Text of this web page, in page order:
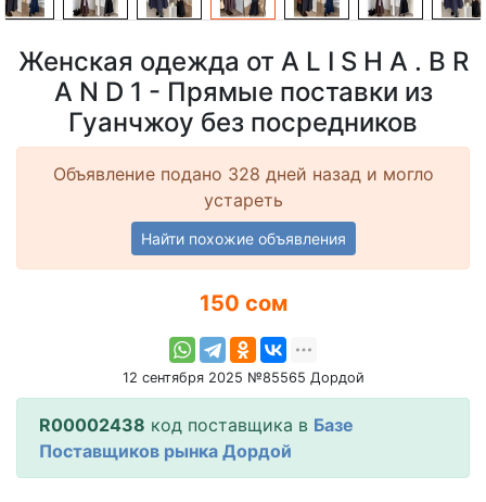
Женская одежда от A L I S H A . B R
A N D 1 - Прямые поставки из
Гуанчжоу без посредников
Объявление подано 328 дней назад и могло
устареть
Найти похожие объявления
150 сом
12 сентября 2025 №85565 Дордой
R00002438 код поставщика в Базе
Поставщиков рынка Дордой